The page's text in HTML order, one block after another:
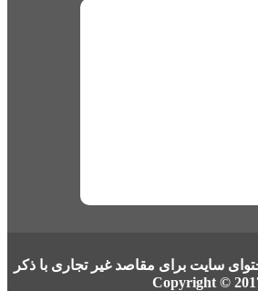
سایت برای مقاصد غیر تجاری با ذکر